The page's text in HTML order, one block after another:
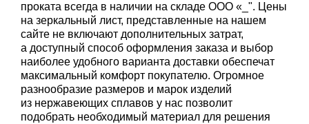
проката всегда в наличии на складе ООО «_". Цены
на зеркальный лист, представленные на нашем
сайте не включают дополнительных затрат,
а доступный способ оформления заказа и выбор
наиболее удобного варианта доставки обеспечат
максимальный комфорт покупателю. Огромное
разнообразие размеров и марок изделий
из нержавеющих сплавов у нас позволит
подобрать необходимый материал для решения